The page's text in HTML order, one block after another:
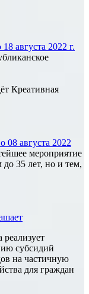
августа 2022 г.
Креативная
августа 2022
мероприятие
35 лет, но и тем,
реализует
субсидий
на частичную
для граждан